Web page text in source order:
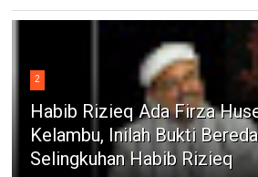
2
Habib Rizieq Ada Firza
Kelambu, Inilah Bukti
Selingkuhan Habib Rizieq